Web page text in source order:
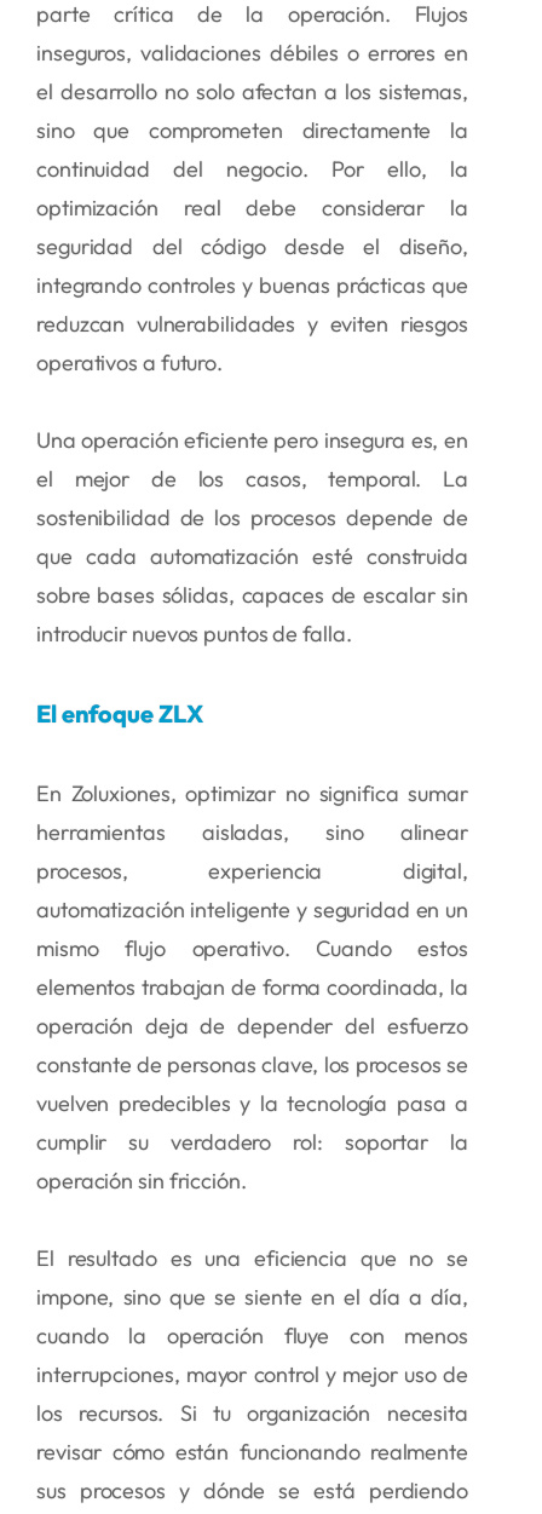
parte crítica de la operación. Flujos
inseguros, validaciones débiles o errores en
el desarrollo no solo afectan a los sistemas,
sino que comprometen directamente la
continuidad del negocio. Por ello, la
optimización real debe considerar la
seguridad del código desde el diseño,
integrando controles y buenas prácticas que
reduzcan vulnerabilidades y eviten riesgos
operativos a futuro.
Una operación eficiente pero insegura es, en
el mejor de los casos, temporal. La
sostenibilidad de los procesos depende de
que cada automatización esté construida
sobre bases sólidas, capaces de escalar sin
introducir nuevos puntos de falla.
El enfoque ZLX
En Zoluxiones, optimizar no significa sumar
herramientas aisladas, sino alinear
procesos, experiencia digital,
automatización inteligente y seguridad en un
mismo flujo operativo. Cuando estos
elementos trabajan de forma coordinada, la
operación deja de depender del esfuerzo
constante de personas clave, los procesos se
vuelven predecibles y la tecnología pasa a
cumplir su verdadero rol: soportar la
operación sin fricción.
El resultado es una eficiencia que no se
impone, sino que se siente en el día a día,
cuando la operación fluye con menos
interrupciones, mayor control y mejor uso de
los recursos. Si tu organización necesita
revisar cómo están funcionando realmente
sus procesos y dónde se está perdiendo